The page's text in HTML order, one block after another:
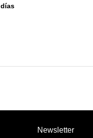
Newsletter